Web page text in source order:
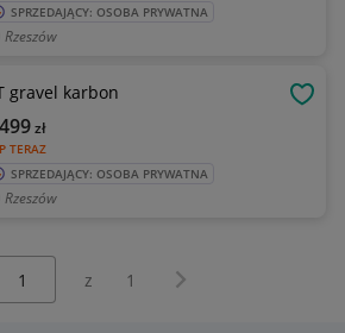
SPRZEDAJĄCY: OSOBA PRYWATNA
Rzeszów
gravel karbon
TERAZ
zł
SPRZEDAJĄCY: OSOBA PRYWATNA
Rzeszów
z 1 Następna strona